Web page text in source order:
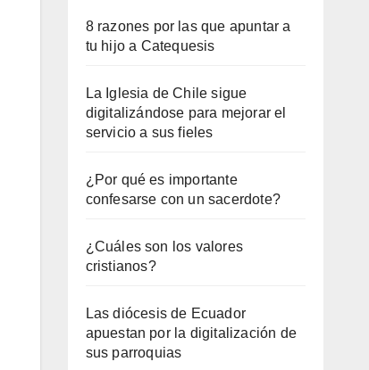
8 razones por las que apuntar a
tu hijo a Catequesis
La Iglesia de Chile sigue
digitalizándose para mejorar el
servicio a sus fieles
¿Por qué es importante
confesarse con un sacerdote?
¿Cuáles son los valores
cristianos?
Las diócesis de Ecuador
apuestan por la digitalización de
sus parroquias